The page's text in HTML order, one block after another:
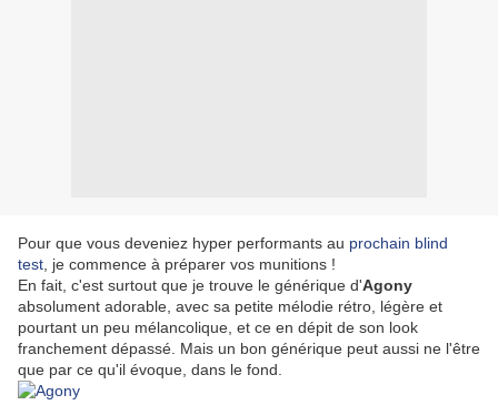
Pour que vous deveniez hyper performants au prochain blind
test , je commence à préparer vos munitions !
En fait, c'est surtout que je trouve le générique d'Agony
absolument adorable, avec sa petite mélodie rétro, légère et
pourtant un peu mélancolique, et ce en dépit de son look
franchement dépassé. Mais un bon générique peut aussi ne l'être
que par ce qu'il évoque, dans le fond.